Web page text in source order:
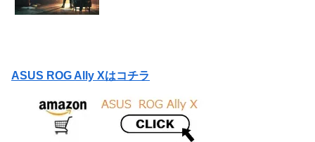
ASUS ROG Ally Xはコチラ